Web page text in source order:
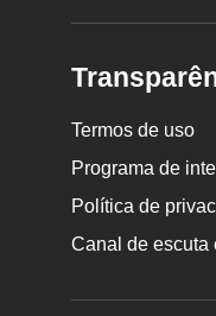
Termos de uso
Programa de
Política de
Canal de escuta